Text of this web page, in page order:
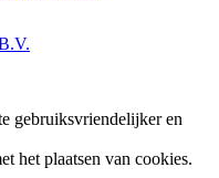
gebruiksvriendelijker en
het plaatsen van cookies.